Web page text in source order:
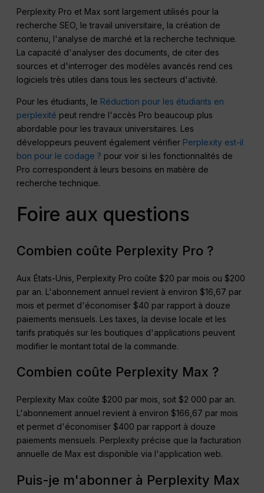
Perplexity Pro et Max sont largement utilisés pour la
recherche SEO, le travail universitaire, la création de
contenu, l'analyse de marché et la recherche technique.
La capacité d'analyser des documents, de citer des
sources et d'interroger des modèles avancés rend ces
logiciels très utiles dans tous les secteurs d'activité.
Pour les étudiants, le Réduction pour les étudiants en
perplexité peut rendre l'accès Pro beaucoup plus
abordable pour les travaux universitaires. Les
développeurs peuvent également vérifier Perplexity est-il
bon pour le codage ? pour voir si les fonctionnalités de
Pro correspondent à leurs besoins en matière de
recherche technique.
Foire aux questions
Combien coûte Perplexity Pro ?
Aux États-Unis, Perplexity Pro coûte $20 par mois ou $200
par an. L'abonnement annuel revient à environ $16,67 par
mois et permet d'économiser $40 par rapport à douze
paiements mensuels. Les taxes, la devise locale et les
tarifs pratiqués sur les boutiques d'applications peuvent
modifier le montant total de la commande.
Combien coûte Perplexity Max ?
Perplexity Max coûte $200 par mois, soit $2 000 par an.
L'abonnement annuel revient à environ $166,67 par mois
et permet d'économiser $400 par rapport à douze
paiements mensuels. Perplexity précise que la facturation
annuelle de Max est disponible via l'application web.
Puis-je m'abonner à Perplexity Max